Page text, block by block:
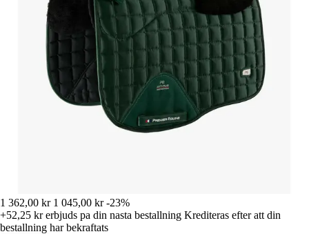
1 362,00 kr 1 045,00 kr -23%
+52,25 krerbjuds pa din nasta bestallning Krediteras efter att din
bestallning har bekraftats